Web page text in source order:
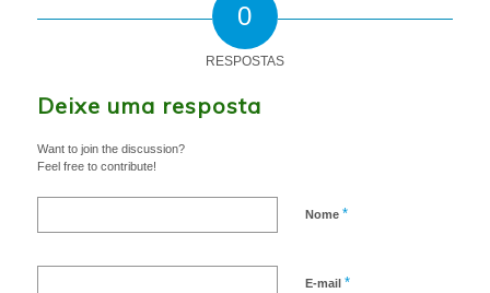
0
RESPOSTAS
Deixe uma resposta
Want to join the discussion?
Feel free to contribute!
Nome *
E-mail *